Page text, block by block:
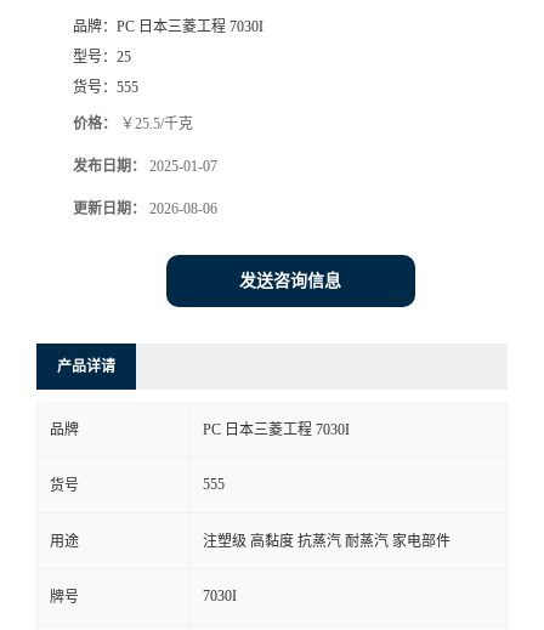
品牌： PC 日本三菱工程 7030I
型号： 25
货号： 555
价格： ￥25.5/千克
发布日期： 2025-01-07
更新日期： 2026-08-06
发送咨询信息
产品详请
品牌 PC 日本三菱工程 7030I
货号 555
用途 注塑级 高黏度 抗蒸汽 耐蒸汽 家电部件
牌号 7030I